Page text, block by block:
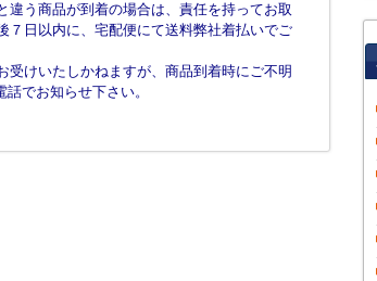
違う商品が到着の場合は、責任を持ってお取
７日以内に、宅配便にて送料弊社着払いでご
受けいたしかねますが、商品到着時にご不明
でお知らせ下さい。